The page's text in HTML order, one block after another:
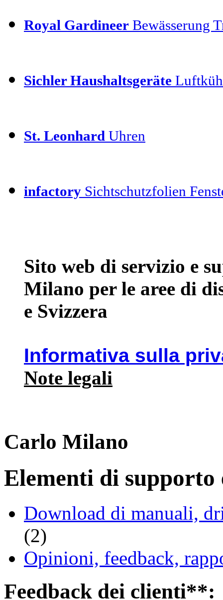
Royal Gardineer Bewässerung
Sichler Haushaltsgeräte
St. Leonhard Uhren
infactory Sichtschutzfolien
Sito web di servizio e
Milano per le aree di
e Svizzera
Informativa sulla
Note legali
Carlo Milano
Elementi di supporto
Download di manuali,
(2)
Opinioni, feedback,
Feedback dei clienti**: